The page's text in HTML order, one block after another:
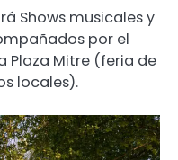
Shows musicales y
por el
Plaza Mitre (feria de
locales).